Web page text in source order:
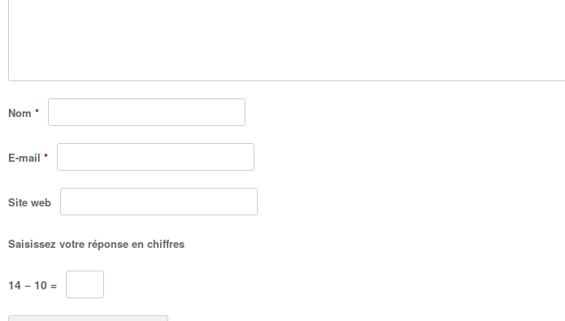
Nom *
E-mail *
Site web
Saisissez votre réponse en chiffres
14 − 10 =